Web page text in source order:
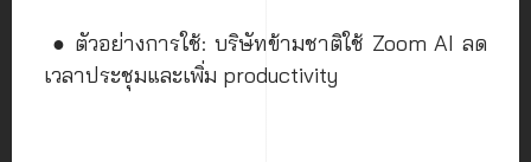
● ตัวอย่างการใช้: บริษัทข้ามชาติใช้ Zoom AI ลด
เวลาประชุมและเพิ่ม productivity